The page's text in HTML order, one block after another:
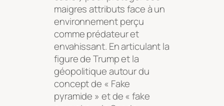
maigres attributs face à un
environnement perçu
comme prédateur et
envahissant. En articulant la
figure de Trump et la
géopolitique autour du
concept de « Fake
pyramide » et de « fake